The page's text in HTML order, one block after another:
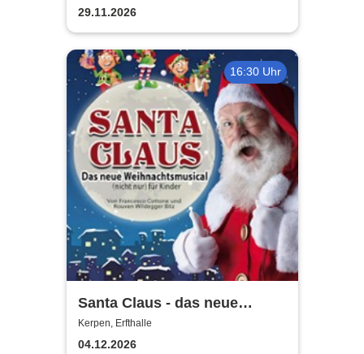
29.11.2026
16:30 Uhr
Santa Claus - das neue
Weihnachtsmusical (nicht
nur) für Kinder
Kerpen, Erfthalle
04.12.2026